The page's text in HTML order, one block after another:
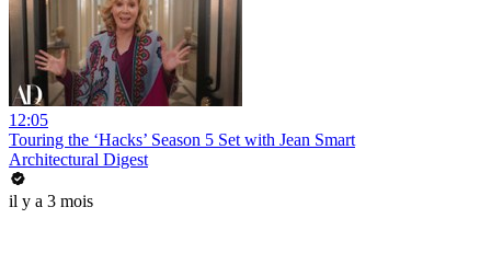
12:05
Touring the ‘Hacks’ Season 5 Set with Jean Smart
Architectural Digest
il y a 3 mois